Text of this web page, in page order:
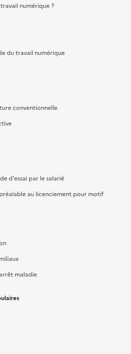
numérique ?
du travail numérique
conventionnelle
d'essai par le salarié
au licenciement pour motif
maladie